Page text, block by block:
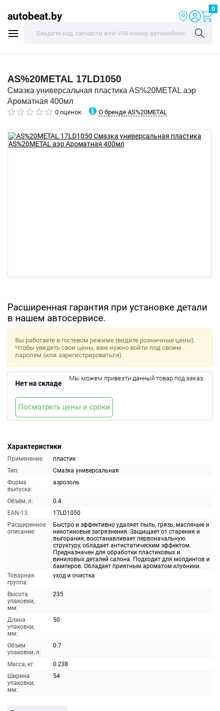
autobeat.by
0
AS%20METAL 17LD1050
Смазка универсальная пластика AS%20METAL аэр
Ароматная 400мл
0 оценок О бренде AS%20METAL
Расширенная гарантия при установке детали
в нашем автосервисе.
Характеристики
Применение:
пластик
Тип:
Смазка универсальная
Форма
выпуска:
аэрозоль
Объём, л:
0.4
EAN-13:
17LD1050
Расширенное
описание:
Быстро и эффективно удаляет пыль, грязь, масляные и
никотиновые загрязнения. Защищает от старения и
выгорания, восстанавливает первоначальную
структуру, обладает антистатическим эффектом.
Предназначен для обработки пластиковых и
виниловых деталей салона. Подходит для молдингов и
бамперов. Обладает приятным ароматом клубники.
Товарная
группа:
уход и очистка
Высота
упаковки,
мм:
235
Длина
упаковки,
мм:
50
Объем
упаковки, л:
0.7
Масса, кг:
0.238
Ширина
упаковки,
мм:
54
Вы работаете в гостевом режиме (видите розничные цены).
Чтобы увидеть свои цены, вам нужно войти под своим
паролем (или зарегистрироваться).
Нет на складе
Мы можем привезти данный товар под заказ.
Посмотреть цены и сроки